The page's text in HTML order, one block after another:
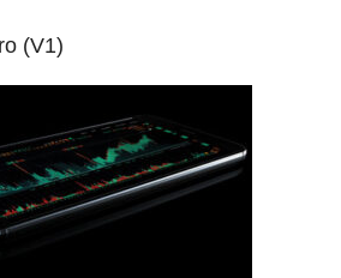
(V1)